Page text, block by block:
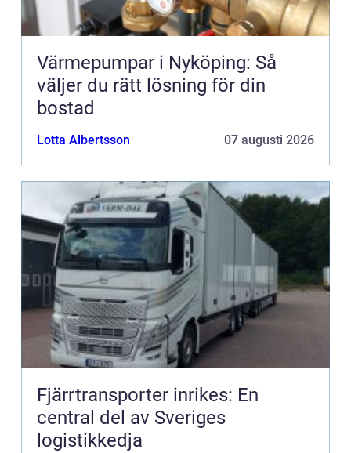
Värmepumpar i Nyköping: Så
väljer du rätt lösning för din
bostad
Lotta Albertsson 07 augusti 2026
Fjärrtransporter inrikes: En
central del av Sveriges
logistikkedja